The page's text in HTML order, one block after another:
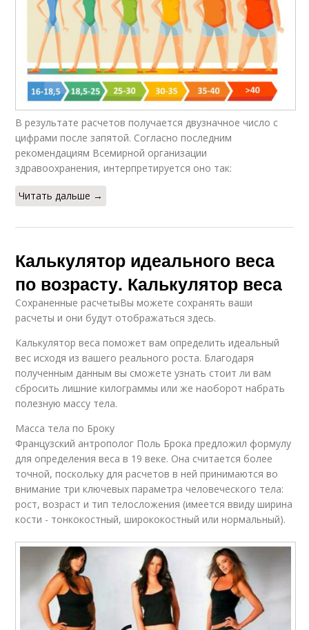
В результате расчетов получается двузначное число с
цифрами после запятой. Согласно последним
рекомендациям Всемирной организации
здравоохранения, интерпретируется оно так:
Читать дальше →
Калькулятор идеального веса
по возрасту. Калькулятор веса
Сохраненные расчетыВы можете сохранять ваши
расчеты и они будут отображаться здесь.
Калькулятор веса поможет вам определить идеальный
вес исходя из вашего реального роста. Благодаря
полученным данным вы сможете узнать стоит ли вам
сбросить лишние килограммы или же наоборот набрать
полезную массу тела.
Масса тела по Броку
Французский антрополог Поль Брока предложил формулу
для определения веса в 19 веке. Она считается более
точной, поскольку для расчетов в ней принимаются во
внимание три ключевых параметра человеческого тела:
рост, возраст и тип телосложения (имеется ввиду ширина
кости - тонкокостный, ширококостный или нормальный).